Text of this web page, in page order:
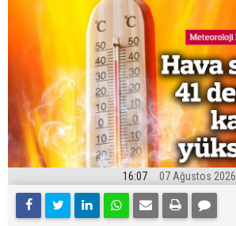
16:07 07 Ağustos 2026